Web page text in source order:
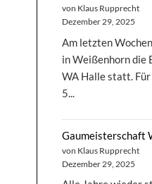
von Klaus Rupprecht
Dezember 29, 2025
Am letzten
in Weißenhorn die
WA Halle statt.
5...
Gaumeisterschaft
von Klaus Rupprecht
Dezember 29, 2025